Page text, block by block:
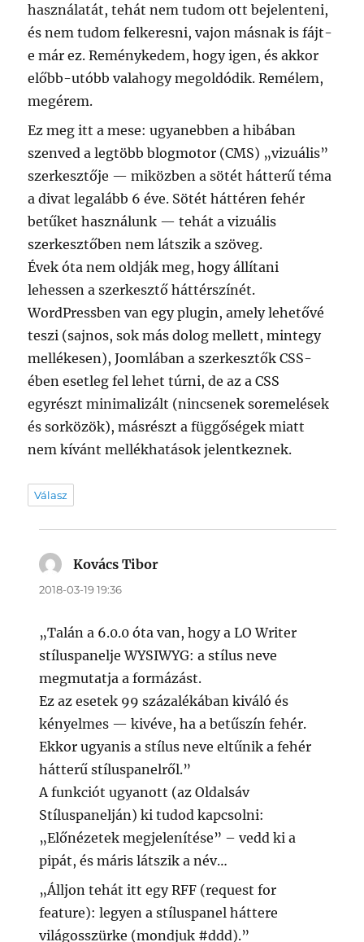
használatát, tehát nem tudom ott bejelenteni,
és nem tudom felkeresni, vajon másnak is fájt-
e már ez. Reménykedem, hogy igen, és akkor
előbb-utóbb valahogy megoldódik. Remélem,
megérem.
Ez meg itt a mese: ugyanebben a hibában
szenved a legtöbb blogmotor (CMS) „vizuális”
szerkesztője — miközben a sötét hátterű téma
a divat legalább 6 éve. Sötét háttéren fehér
betűket használunk — tehát a vizuális
szerkesztőben nem látszik a szöveg.
Évek óta nem oldják meg, hogy állítani
lehessen a szerkesztő háttérszínét.
WordPressben van egy plugin, amely lehetővé
teszi (sajnos, sok más dolog mellett, mintegy
mellékesen), Joomlában a szerkesztők CSS-
ében esetleg fel lehet túrni, de az a CSS
egyrészt minimalizált (nincsenek soremelések
és sorközök), másrészt a függőségek miatt
nem kívánt mellékhatások jelentkeznek.
Válasz
Kovács Tibor
2018-03-19 19:36
„Talán a 6.0.0 óta van, hogy a LO Writer
stíluspanelje WYSIWYG: a stílus neve
megmutatja a formázást.
Ez az esetek 99 százalékában kiváló és
kényelmes — kivéve, ha a betűszín fehér.
Ekkor ugyanis a stílus neve eltűnik a fehér
hátterű stíluspanelről.”
A funkciót ugyanott (az Oldalsáv
Stíluspanelján) ki tudod kapcsolni:
„Előnézetek megjelenítése” – vedd ki a
pipát, és máris látszik a név…
„Álljon tehát itt egy RFF (request for
feature): legyen a stíluspanel háttere
világosszürke (mondjuk #ddd).”